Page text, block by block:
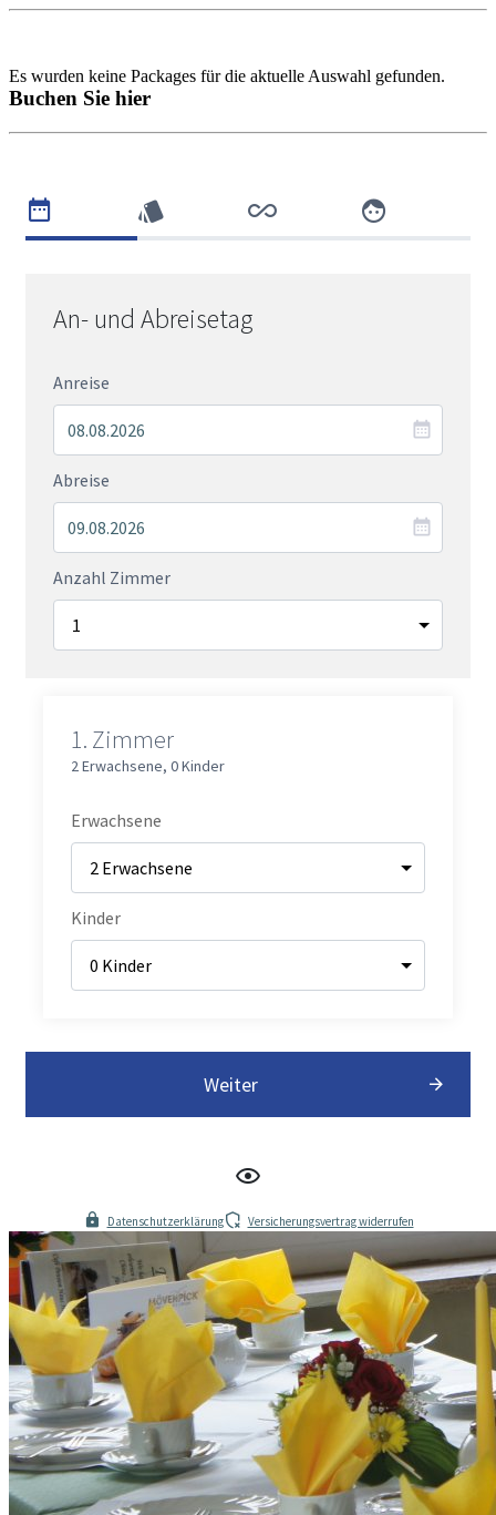
Es wurden keine Packages für die aktuelle Auswahl gefunden.
Buchen Sie hier
An- und Abreisetag
Anreise
Abreise
Anzahl Zimmer
1. Zimmer
2 Erwachsene, 0 Kinder
Erwachsene
Kinder
Weiter
Datenschutzerklärung Versicherungsvertrag widerrufen